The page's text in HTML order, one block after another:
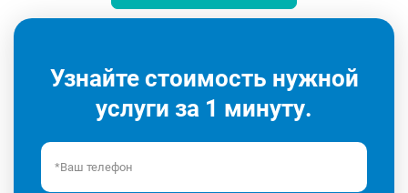
Узнайте стоимость нужной
услуги за 1 минуту.